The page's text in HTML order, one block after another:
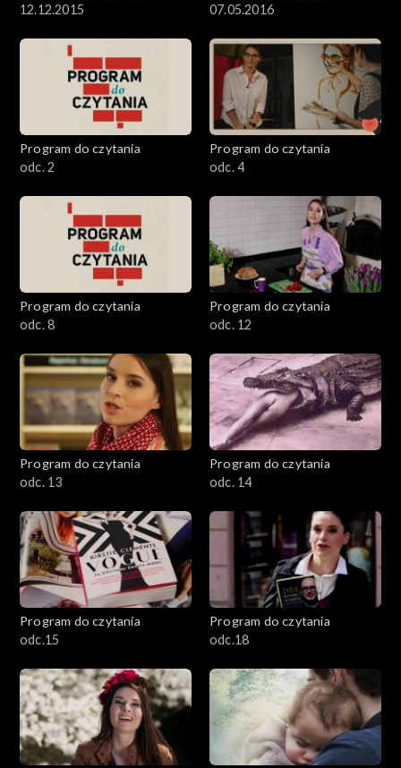
12.12.2015
07.05.2016
Program do czytania
odc. 2
Program do czytania
odc. 4
Program do czytania
odc. 8
Program do czytania
odc. 12
Program do czytania
odc. 13
Program do czytania
odc. 14
Program do czytania
odc.15
Program do czytania
odc.18